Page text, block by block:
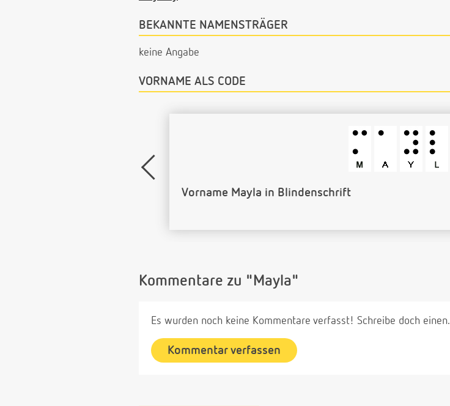
BEKANNTE NAMENSTRÄGER
keine Angabe
VORNAME ALS CODE
Name Mayla als Barcode
Kommentare zu "Mayla"
Es wurden noch keine Kommentare verfasst! Schreibe doch einen.
Kommentar verfassen